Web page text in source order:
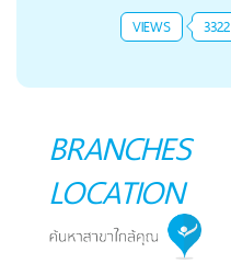
VIEWS 3322
BRANCHES
LOCATION